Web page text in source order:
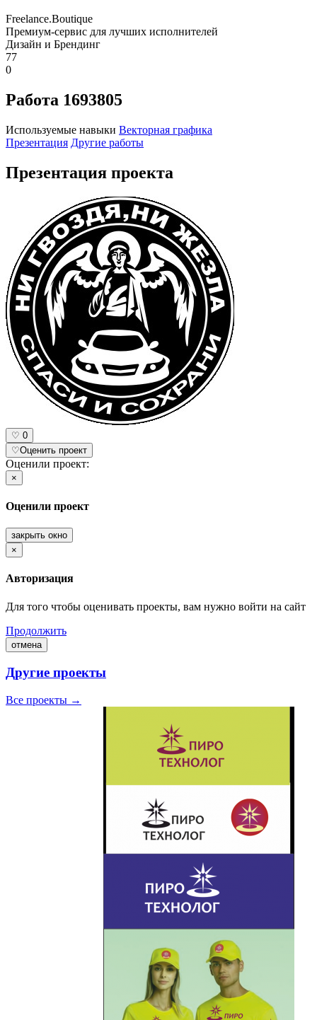
Freelance.Boutique
Премиум-сервис для лучших исполнителей
Дизайн и Брендинг
77
0
Работа 1693805
Используемые навыки Векторная графика
Презентация Другие работы
Презентация проекта
♡ 0
♡Оценить проект
Оценили проект:
×
Оценили проект
закрыть окно
×
Авторизация
Для того чтобы оценивать проекты, вам нужно войти на сайт
Продолжить
отмена
Другие проекты
Все проекты →